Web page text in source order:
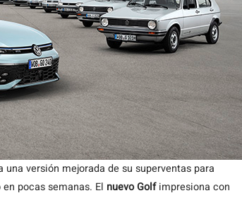
una versión mejorada de su superventas para
pocas semanas. El nuevo Golfimpresiona con